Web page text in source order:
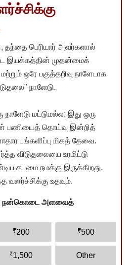
பெரியார் அவர்களால்
இயக்கத்தின் முதன்மைக்
ஒரே பகுத்தறிவு நாளேடாக
நாளேடு.
நாளேடு மட்டுமல்ல; இது ஒரு
பணியைத் தொய்வு இன்றித்
பங்களிப்பு மிகத் தேவை.
விடுதலையை உரமிட்டு
கடமை நமக்கு இருக்கிறது.
உதவும்.
நன்கொடை அளவைத்
₹200 ₹500
₹1,500 Other